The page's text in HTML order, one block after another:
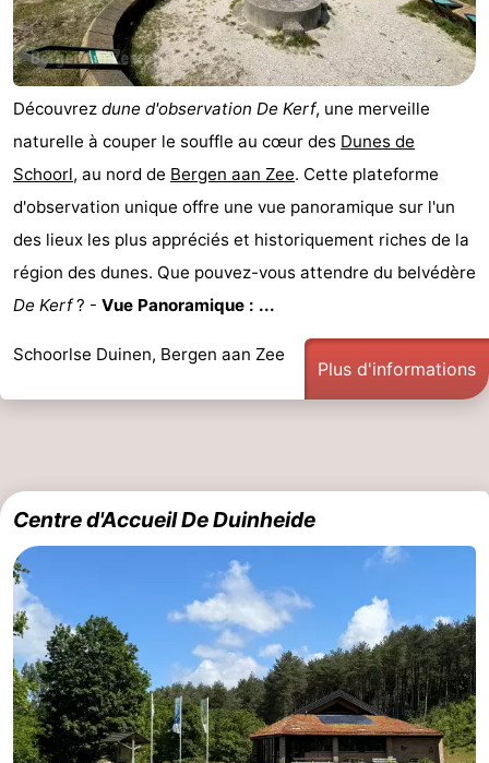
Découvrez dune d'observation De Kerf, une merveille
naturelle à couper le souffle au cœur des Dunes de
Schoorl, au nord de Bergen aan Zee. Cette plateforme
d'observation unique offre une vue panoramique sur l'un
des lieux les plus appréciés et historiquement riches de la
région des dunes. Que pouvez-vous attendre du belvédère
De Kerf? - Vue Panoramique : ...
Schoorlse Duinen, Bergen aan Zee
Plus d'informations
Centre d'Accueil De Duinheide